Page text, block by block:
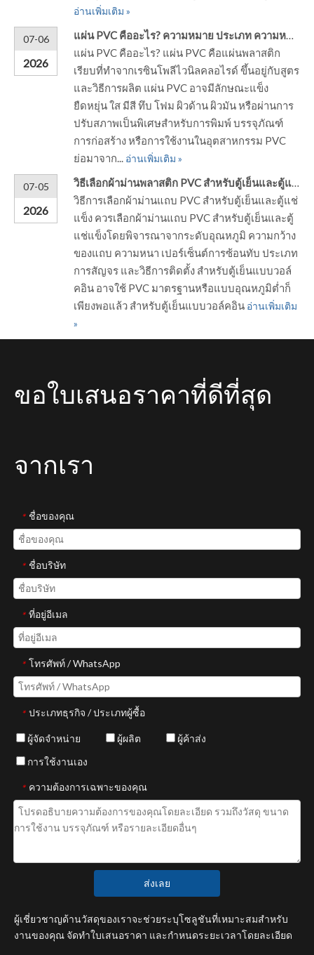
บรรจุภัณฑ์ต้องการการขึ้นรูปที่ลึกกว่า หรือสูงกว่า
อ่านเพิ่มเติม »
2026
แผ่น PVC คืออะไร? แผ่น PVC คือแผ่นพลาสติก
เรียบที่ทำจากเรซินโพลีไวนิลคลอไรด์ ขึ้นอยู่กับสูตร
และวิธีการผลิต แผ่น PVC อาจมีลักษณะแข็ง
ยืดหยุ่น ใส มีสี ทึบ โฟม ผิวด้าน ผิวมัน หรือผ่านการ
ปรับสภาพเป็นพิเศษสำหรับการพิมพ์ บรรจุภัณฑ์
การก่อสร้าง หรือการใช้งานในอุตสาหกรรม PVC
ย่อมาจาก...อ่านเพิ่มเติม »
2026
วิธีเลือกผ้าม่านพลาสติก PVC สำหรับตู้เย็นและตู้แช่แข็ง
วิธีการเลือกผ้าม่านแถบ PVC สำหรับตู้เย็นและตู้แช่
แข็ง ควรเลือกผ้าม่านแถบ PVC สำหรับตู้เย็นและตู้
แช่แข็งโดยพิจารณาจากระดับอุณหภูมิ ความกว้าง
ของแถบ ความหนา เปอร์เซ็นต์การซ้อนทับ ประเภท
การสัญจร และวิธีการติดตั้ง สำหรับตู้เย็นแบบวอล์
คอิน อาจใช้ PVC มาตรฐานหรือแบบอุณหภูมิต่ำก็
เพียงพอแล้ว สำหรับตู้เย็นแบบวอล์คอิน
»
ขอใบเสนอราคาที่ดีที่สุด
จากเรา
* ชื่อของคุณ
* ชื่อบริษัท
* ที่อยู่อีเมล
* โทรศัพท์ / WhatsApp
*
ผู้จัดจำหน่าย
* ความต้องการเฉพาะของคุณ
ส่งเลย
ผู้เชี่ยวชาญด้านวัสดุของเราจะช่วยระบุโซลูชันที่เหมาะสมสำหรับ